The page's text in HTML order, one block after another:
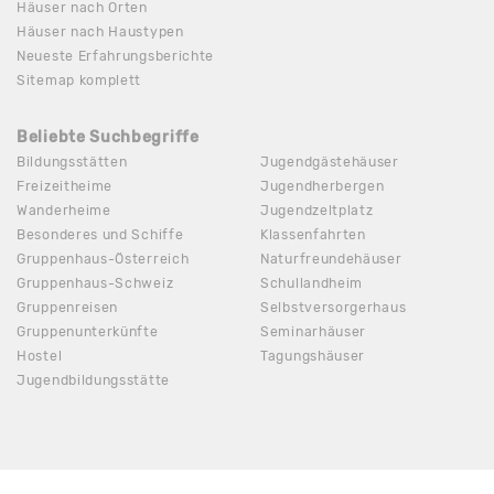
Häuser nach Orten
Häuser nach Haustypen
Neueste Erfahrungsberichte
Sitemap komplett
Beliebte Suchbegriffe
Bildungsstätten
Freizeitheime
Wanderheime
Besonderes und Schiffe
Gruppenhaus-Österreich
Gruppenhaus-Schweiz
Gruppenreisen
Gruppenunterkünfte
Hostel
Jugendbildungsstätte
Jugendgästehäuser
Jugendherbergen
Jugendzeltplatz
Klassenfahrten
Naturfreundehäuser
Schullandheim
Selbstversorgerhaus
Seminarhäuser
Tagungshäuser